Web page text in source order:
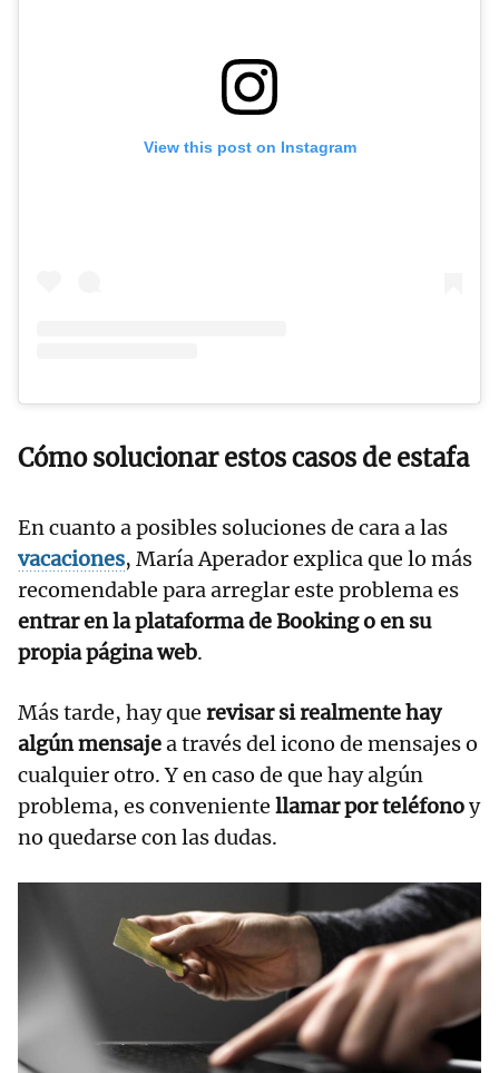
View this post on Instagram
Cómo solucionar estos casos de estafa
En cuanto a posibles soluciones de cara a las
vacaciones, María Aperador explica que lo más
recomendable para arreglar este problema es
entrar en la plataforma de Booking o en su
propia página web.
Más tarde, hay que revisar si realmente hay
algún mensajea través del icono de mensajes o
cualquier otro. Y en caso de que hay algún
problema, es conveniente llamar por teléfonoy
no quedarse con las dudas.